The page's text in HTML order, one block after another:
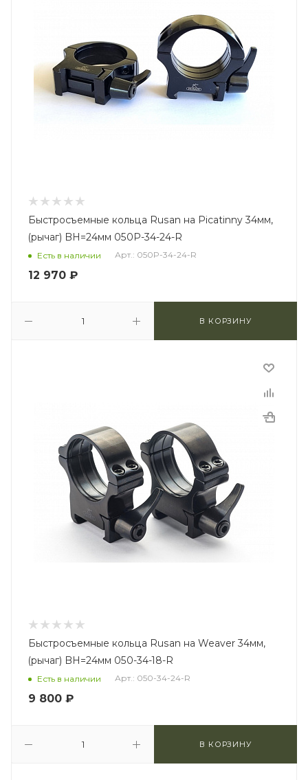
Быстросъемные кольца Rusan на Picatinny 34мм,
(рычаг) BH=24мм 050P-34-24-R
Есть в наличии Арт.: 050P-34-24-R
12 970 ₽
В КОРЗИНУ
Быстросъемные кольца Rusan на Weaver 34мм,
(рычаг) BH=24мм 050-34-18-R
Есть в наличии Арт.: 050-34-24-R
9 800 ₽
В КОРЗИНУ